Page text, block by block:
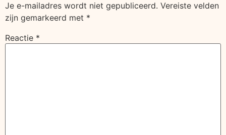
Je e-mailadres wordt niet gepubliceerd. Vereiste velden
zijn gemarkeerd met *
Reactie *